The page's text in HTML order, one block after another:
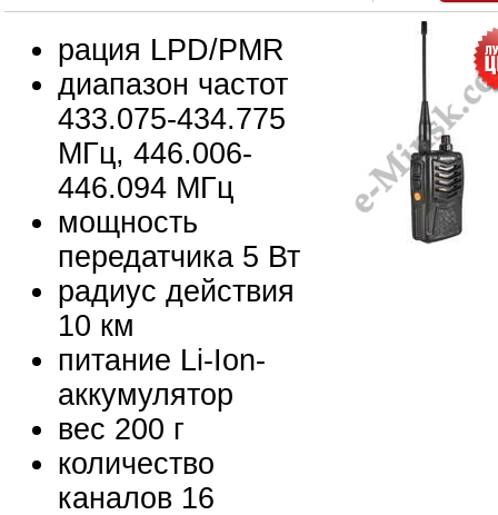
рация LPD/PMR
диапазон частот
433.075-434.775
МГц, 446.006-
446.094 МГц
мощность
передатчика 5 Вт
радиус действия
10 км
питание Li-Ion-
аккумулятор
вес 200 г
количество
каналов 16